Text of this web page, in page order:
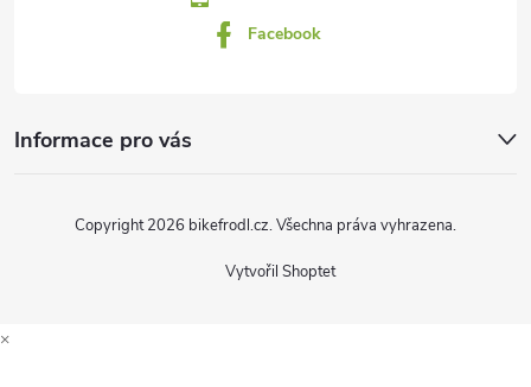
Facebook
Informace pro vás
Vytvořil Shoptet
Copyright 2026 bikefrodl.cz. Všechna práva vyhrazena.
×